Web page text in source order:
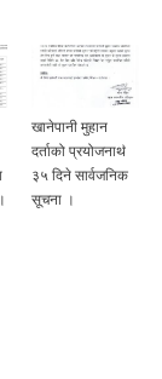
पि.पि.आर खोप
लगाउने कार्यक्रम
सम्बन्धी सूचना ।